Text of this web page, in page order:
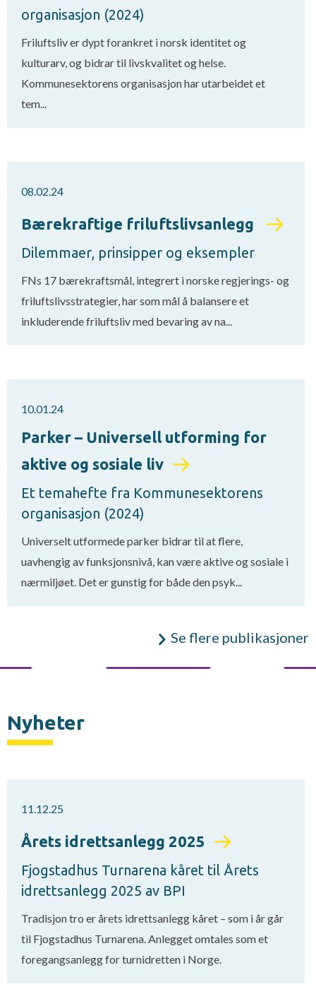
organisasjon (2024)
Friluftsliv er dypt forankret i norsk identitet og
kulturarv, og bidrar til livskvalitet og helse.
Kommunesektorens organisasjon har utarbeidet et
tem...
08.02.24
Bærekraftige friluftslivsanlegg
Dilemmaer, prinsipper og eksempler
FNs 17 bærekraftsmål, integrert i norske regjerings- og
friluftslivsstrategier, har som mål å balansere et
inkluderende friluftsliv med bevaring av na...
10.01.24
Parker – Universell utforming for
aktive og sosiale liv
Et temahefte fra Kommunesektorens
organisasjon (2024)
Universelt utformede parker bidrar til at flere,
uavhengig av funksjonsnivå, kan være aktive og sosiale i
nærmiljøet. Det er gunstig for både den psyk...
Se flere publikasjoner
Nyheter
11.12.25
Årets idrettsanlegg 2025
Fjogstadhus Turnarena kåret til Årets
idrettsanlegg 2025 av BPI
Tradisjon tro er årets idrettsanlegg kåret – som i år går
til Fjogstadhus Turnarena. Anlegget omtales som et
foregangsanlegg for turnidretten i Norge.